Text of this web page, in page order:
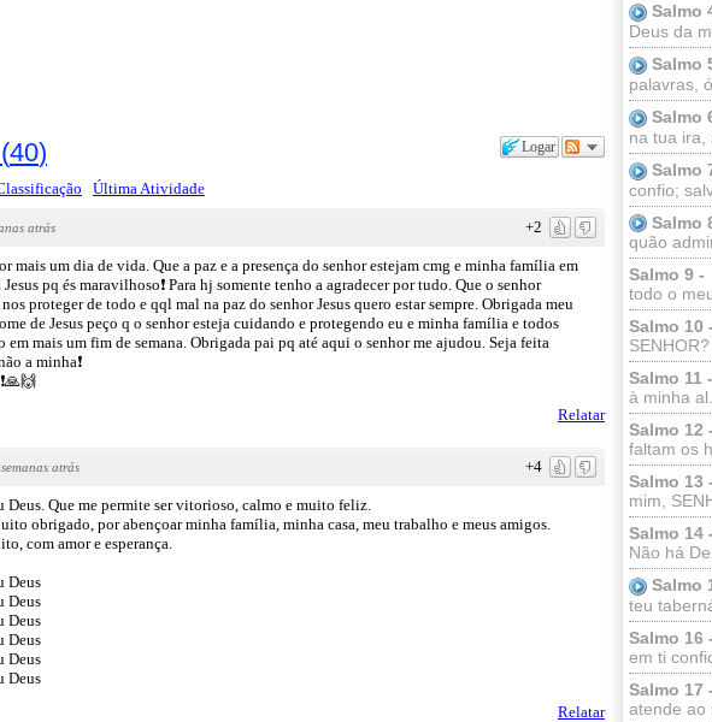
Salmo
Deus da
Salmo
palavras,
Salmo
na tua ira,
Salmo
confio;
Salmo
quão
Salmo 9 -
todo o
Salmo 10 -
Salmo 11 -
à minha
Salmo 12 -
faltam os
Salmo 13 -
mim,
Salmo 14 -
Não há
Salmo
teu
Salmo 16 -
em ti
Salmo 17 -
atende ao
Logar
(40)
Última Atividade
+2
atrás
mais um dia de vida. Que a paz e a presença do senhor estejam cmg e minha família em
pq és maravilhoso❗ Para hj somente tenho a agradecer por tudo. Que o senhor
proteger de todo e qql mal na paz do senhor Jesus quero estar sempre. Obrigada meu
de Jesus peço q o senhor esteja cuidando e protegendo eu e minha família e todos
em mais um fim de semana. Obrigada pai pq até aqui o senhor me ajudou. Seja feita
a minha❗
Relatar
+4
atrás
Deus. Que me permite ser vitorioso, calmo e muito feliz.
obrigado, por abençoar minha família, minha casa, meu trabalho e meus amigos.
com amor e esperança.
Deus
Deus
Deus
Deus
Deus
Deus
Relatar